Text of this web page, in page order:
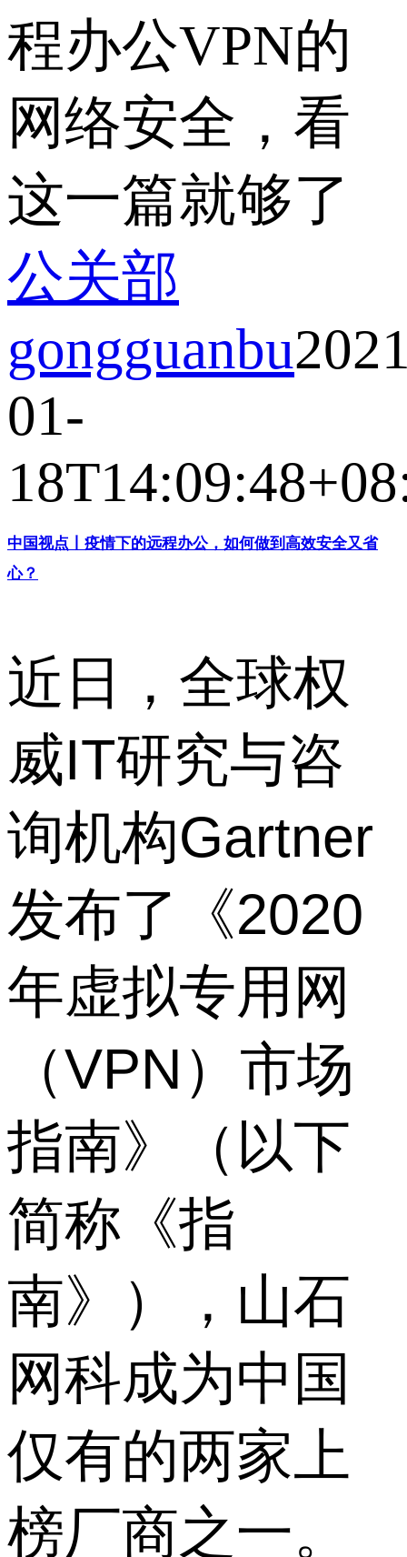
程办公VPN的
网络安全，看
这一篇就够了
公关部
gongguanbu
01-
中国视点丨疫情下的远程办公，如何做到高效安全又省
心？
近日，全球权
威IT研究与咨
询机构Gartner
发布了《2020
年虚拟专用网
（VPN）市场
指南》（以下
简称《指
南》），山石
网科成为中国
仅有的两家上
榜厂商之一。